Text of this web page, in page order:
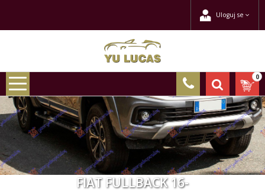
Uloguj se
0
FIAT FULLBACK 16-